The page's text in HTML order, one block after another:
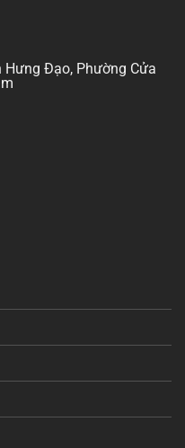
Hưng Đạo, Phường Cửa